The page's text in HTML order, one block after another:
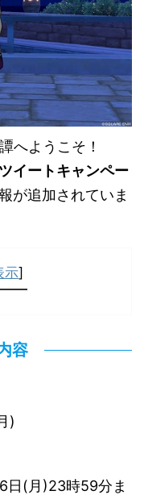
へようこそ！
イートキャンペー
が追加されていま
示]
容
)
日(月)23時59分ま